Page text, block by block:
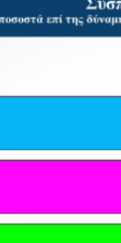
Wine Fair 2025,
πλούτο
μας
άδεια για τη Μονάδα